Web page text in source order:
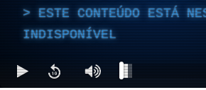
ESTE CONTEÚDO ESTÁ
INDISPONÍVEL